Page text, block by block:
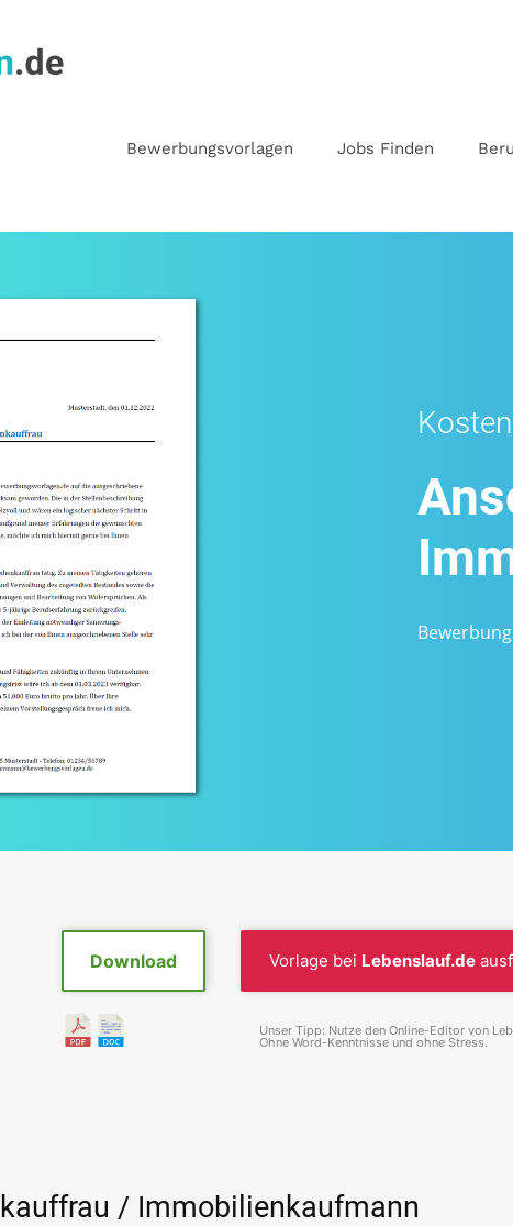
Bewerbungsvorlagen Jobs Finden
Bewerbung
Download Vorlage bei Lebenslauf.de
Unser Tipp: Nutze den Online-Editor von
Ohne Word-Kenntnisse und ohne Stress.
/ Immobilienkaufmann